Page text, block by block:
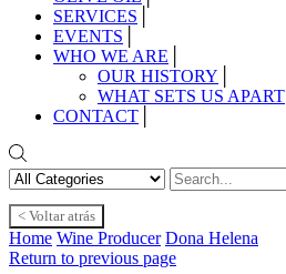
SERVICES
EVENTS
WHO WE ARE
OUR HISTORY
WHAT SETS US APART
CONTACT
Search
input
< Voltar atrás
Home Wine Producer Dona Helena
Return to previous page